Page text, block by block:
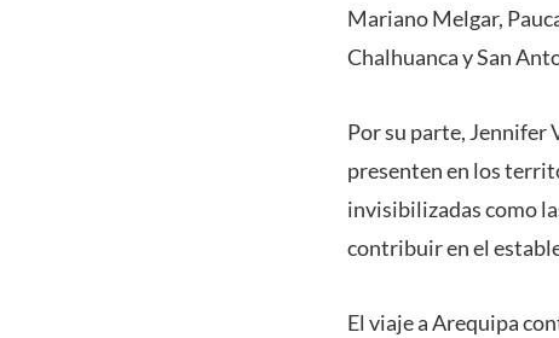
Mariano Melgar,
Chalhuanca y San
Por su parte, Jennifer
presenten en los
invisibilizadas como
contribuir en el
El viaje a Arequipa